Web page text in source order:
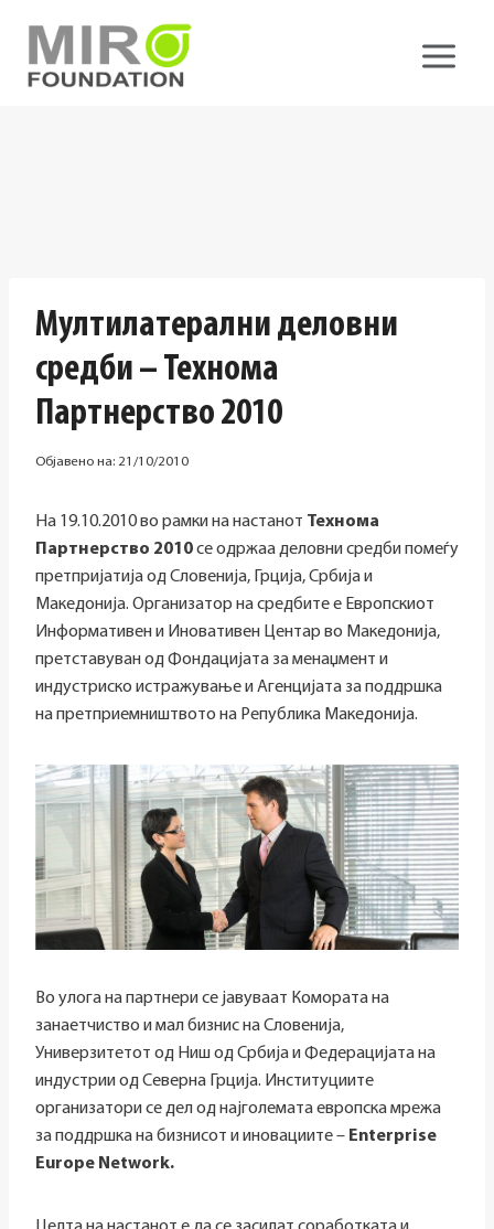
content
Мултилатерални деловни
средби – Технома
Партнерство 2010
Објавено на: 21/10/2010
На 19.10.2010 во рамки на настанот Технома
Партнерство 2010се одржаа деловни средби помеѓу
претпријатија од Словенија, Грција, Србија и
Македонија. Организатор на средбите е Европскиот
Информативен и Иновативен Центар во Македонија,
претставуван од Фондацијата за менаџмент и
индустриско истражување и Агенцијата за поддршка
на претприемништвото на Република Македонија.
Во улога на партнери се јавуваат Комората на
занаетчиство и мал бизнис на Словенија,
Универзитетот од Ниш од Србија и Федерацијата на
индустрии од Северна Грција. Институциите
организатори се дел од најголемата европска мрежа
за поддршка на бизнисот и иновациите – Enterprise
Europe Network.